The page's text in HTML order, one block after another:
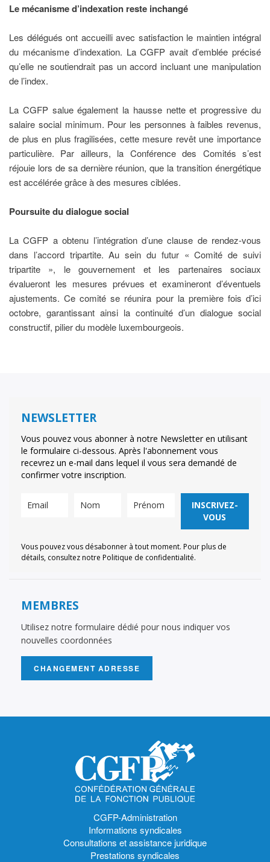
Le mécanisme d’indexation reste inchangé
Les délégués ont accueilli avec satisfaction le maintien intégral
du mécanisme d’indexation. La CGFP avait d’emblée précisé
qu’elle ne soutiendrait pas un accord incluant une manipulation
de l’index.
La CGFP salue également la hausse nette et progressive du
salaire social minimum. Pour les personnes à faibles revenus,
de plus en plus fragilisées, cette mesure revêt une importance
particulière. Par ailleurs, la Conférence des Comités s’est
réjouie lors de sa dernière réunion, que la transition énergétique
est accélérée grâce à des mesures ciblées.
Poursuite du dialogue social
La CGFP a obtenu l’intégration d’une clause de rendez‑vous
dans l’accord tripartite. Au sein du futur « Comité de suivi
tripartite », le gouvernement et les partenaires sociaux
évalueront les mesures prévues et examineront d’éventuels
ajustements. Ce comité se réunira pour la première fois d’ici
octobre, garantissant ainsi la continuité d’un dialogue social
constructif, pilier du modèle luxembourgeois.
NEWSLETTER
Vous pouvez vous abonner à notre Newsletter en utilisant
le formulaire ci-dessous. Après l'abonnement vous
recevrez un e-mail dans lequel il vous sera demandé de
confirmer votre inscription.
INSCRIVEZ-
VOUS
Vous pouvez vous désabonner à tout moment. Pour plus de
détails, consultez notre Politique de confidentialité.
MEMBRES
Utilisez notre formulaire dédié pour nous indiquer vos
nouvelles coordonnées
CHANGEMENT ADRESSE
CGFP-Administration
Informations syndicales
Consultations et assistance juridique
Prestations syndicales